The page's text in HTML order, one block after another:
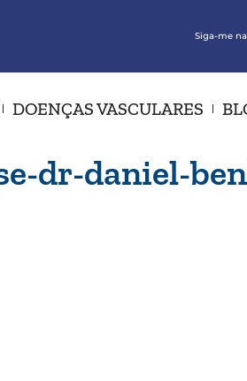
Siga-me
DOENÇAS VASCULARES
dr-daniel-